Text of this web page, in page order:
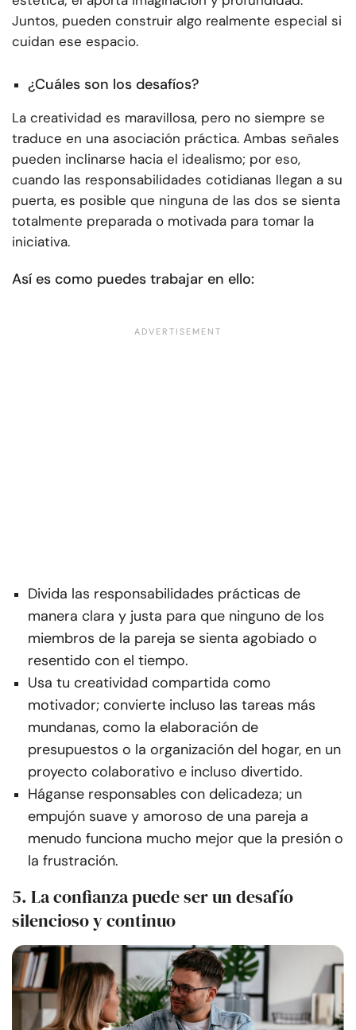
Juntos, pueden construir algo realmente especial si
cuidan ese espacio.
¿Cuáles son los desafíos?
La creatividad es maravillosa, pero no siempre se
traduce en una asociación práctica. Ambas señales
pueden inclinarse hacia el idealismo; por eso,
cuando las responsabilidades cotidianas llegan a su
puerta, es posible que ninguna de las dos se sienta
totalmente preparada o motivada para tomar la
iniciativa.
Así es como puedes trabajar en ello:
Divida las responsabilidades prácticas de
manera clara y justa para que ninguno de los
miembros de la pareja se sienta agobiado o
resentido con el tiempo.
Usa tu creatividad compartida como
motivador; convierte incluso las tareas más
mundanas, como la elaboración de
presupuestos o la organización del hogar, en un
proyecto colaborativo e incluso divertido.
Háganse responsables con delicadeza; un
empujón suave y amoroso de una pareja a
menudo funciona mucho mejor que la presión o
la frustración.
5. La confianza puede ser un desafío
silencioso y continuo